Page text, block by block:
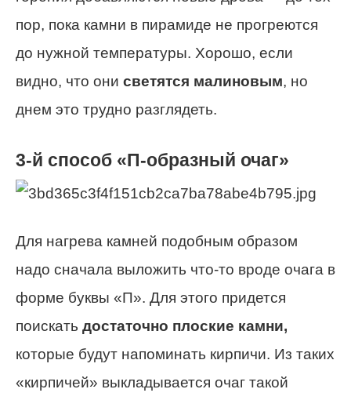
пор, пока камни в пирамиде не прогреются
до нужной температуры. Хорошо, если
видно, что они светятся малиновым, но
днем это трудно разглядеть.
3-й способ «П-образный очаг»
Для нагрева камней подобным образом
надо сначала выложить что-то вроде очага в
форме буквы «П». Для этого придется
поискать достаточно плоские камни,
которые будут напоминать кирпичи. Из таких
«кирпичей» выкладывается очаг такой